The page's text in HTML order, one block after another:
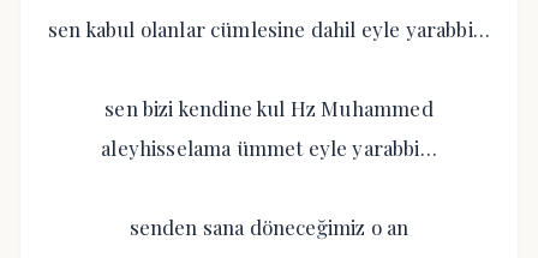
sen kabul olanlar cümlesine dahil eyle yarabbi…
sen bizi kendine kul Hz Muhammed
aleyhisselama ümmet eyle yarabbi…
senden sana döneceğimiz o an